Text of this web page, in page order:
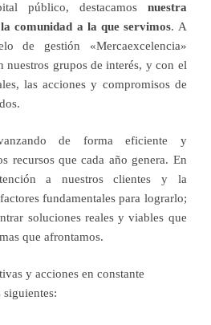
público, destacamosnuestra
comunidad a la que servimos. A
de gestión «Mercaexcelencia»
nuestros grupos de interés, y con el
las acciones y compromisos de
de forma eficiente y
recursos que cada año genera. En
a nuestros clientes y la
fundamentales para lograrlo;
soluciones reales y viables que
que afrontamos.
y acciones en constante
siguientes: